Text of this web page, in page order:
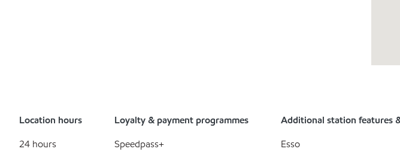
Location hours
24 hours
Loyalty & payment programmes
Speedpass+
Additional station features
Esso